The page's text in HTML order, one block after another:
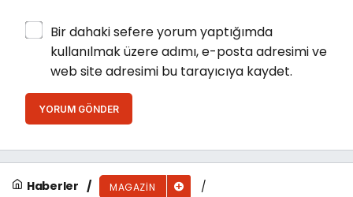
Bir dahaki sefere yorum yaptığımda
kullanılmak üzere adımı, e-posta adresimi ve
web site adresimi bu tarayıcıya kaydet.
YORUM GÖNDER
Haberler MAGAZIN